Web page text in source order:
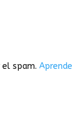
el spam.